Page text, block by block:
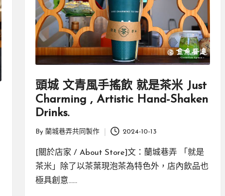
頭城 文青風手搖飲 就是茶米 Just
Charming , Artistic Hand-Shaken
Drinks.
Posted
by
By 蘭城巷弄共同製作 2024-10-13
[關於店家 / About Store]文：蘭城巷弄 「就是
茶米」除了以茶葉現泡茶為特色外，店內飲品也
極具創意……